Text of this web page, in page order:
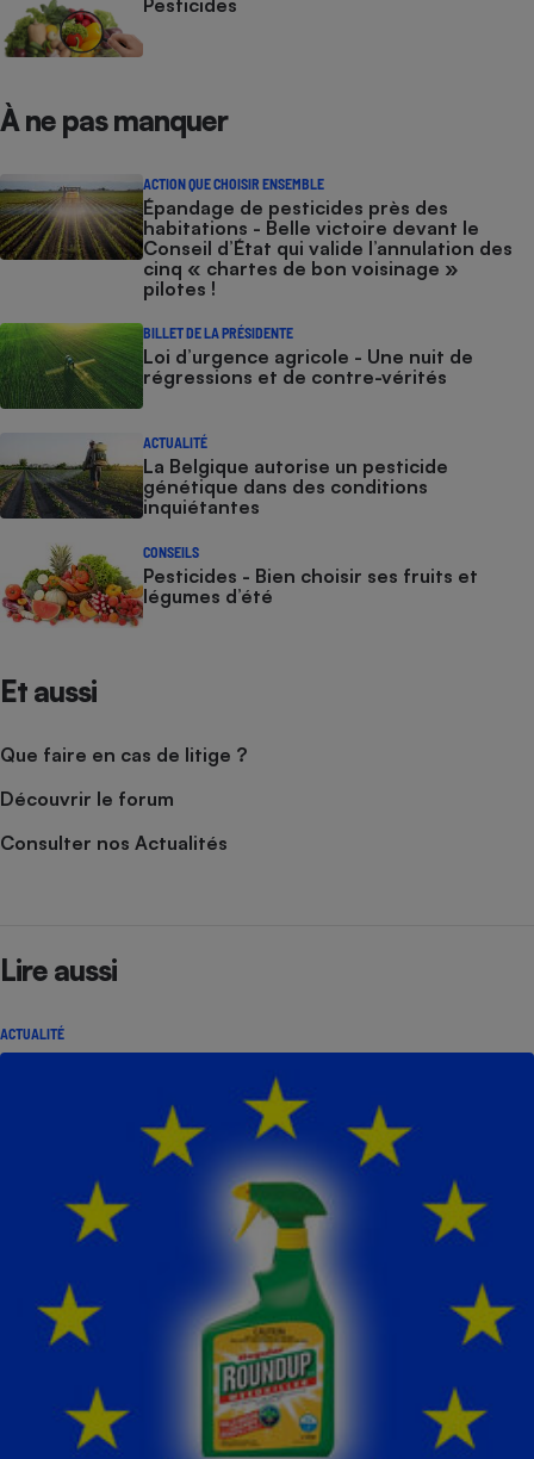
Pesticides
À ne pas manquer
ACTION QUE CHOISIR ENSEMBLE
Épandage de pesticides près des
habitations - Belle victoire devant le
Conseil d’État qui valide l’annulation des
cinq « chartes de bon voisinage »
pilotes !
BILLET DE LA PRÉSIDENTE
Loi d’urgence agricole - Une nuit de
régressions et de contre-vérités
ACTUALITÉ
La Belgique autorise un pesticide
génétique dans des conditions
inquiétantes
CONSEILS
Pesticides - Bien choisir ses fruits et
légumes d’été
Et aussi
Que faire en cas de litige ?
Découvrir le forum
Consulter nos Actualités
Lire aussi
ACTUALITÉ